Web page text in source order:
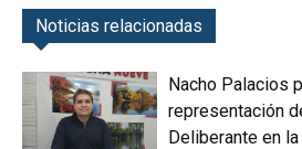
Noticias relacionadas
Nacho Palacios
representación
Deliberante en la